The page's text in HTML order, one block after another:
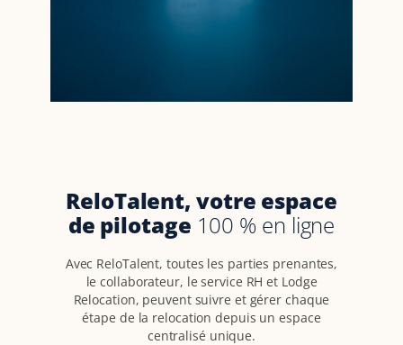
ReloTalent, votre espace
de pilotage 100 % en ligne
Avec ReloTalent, toutes les parties prenantes,
le collaborateur, le service RH et Lodge
Relocation, peuvent suivre et gérer chaque
étape de la relocation depuis un espace
centralisé unique.